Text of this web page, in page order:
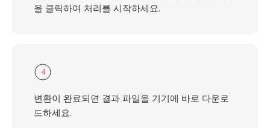
을 클릭하여 처리를 시작하세요.
4
변환이 완료되면 결과 파일을 기기에 바로 다운로
드하세요.